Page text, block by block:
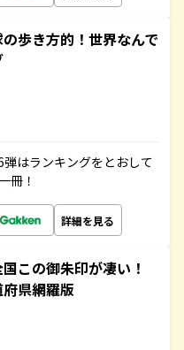
歩き方的！世界なんで
弾はランキングをとおして
冊！
詳細を見る
この御朱印が凄い！
県網羅版